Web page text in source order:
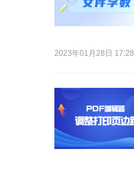
2023年01月28日 17:28